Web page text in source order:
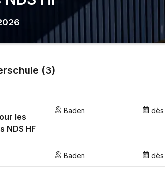
(3)
les
NDS HF
Baden dès
Baden dès